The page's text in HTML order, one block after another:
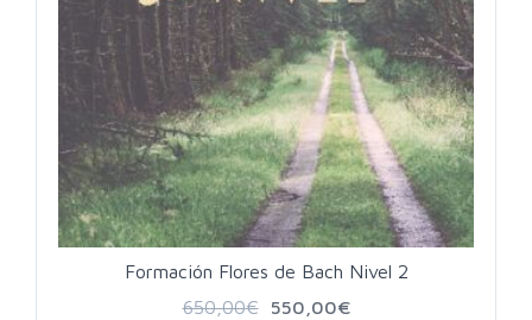
Formación Flores de Bach Nivel 2
650,00€ 550,00€